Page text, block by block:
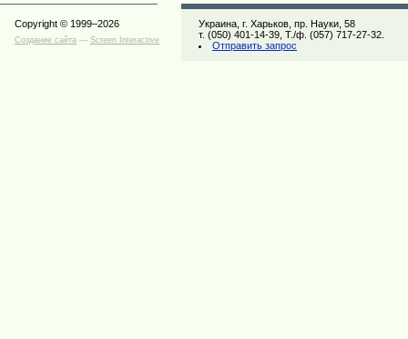
Copyright © 1999–2026
Создание сайта — Screen Interactive
Украина, г. Харьков, пр. Науки, 58
т. (050) 401-14-39, Т./ф. (057) 717-27-32.
Отправить запрос